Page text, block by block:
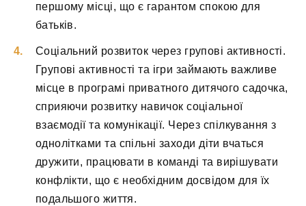
першому місці, що є гарантом спокою для
батьків.
Соціальний розвиток через групові активності.
Групові активності та ігри займають важливе
місце в програмі приватного дитячого садочка,
сприяючи розвитку навичок соціальної
взаємодії та комунікації. Через спілкування з
однолітками та спільні заходи діти вчаться
дружити, працювати в команді та вирішувати
конфлікти, що є необхідним досвідом для їх
подальшого життя.